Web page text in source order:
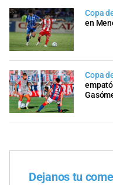
Copa
en
Copa
Dejanos tu